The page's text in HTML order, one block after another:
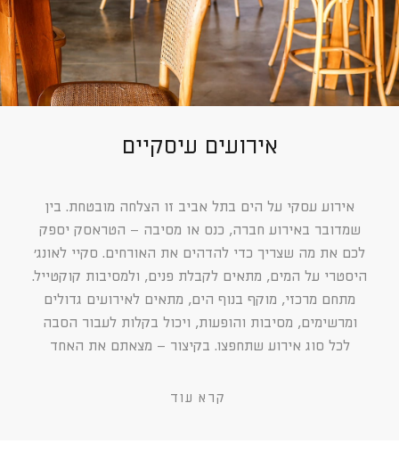
אירועים עיסקיים
אירוע עסקי על הים בתל אביב זו הצלחה מובטחת. בין
שמדובר באירוע חברה, כנס או מסיבה – הטראסק יספק
לכם את מה שצריך כדי להדהים את האורחים. סקיי לאונג׳
היסטרי על המים, מתאים לקבלת פנים, ולמסיבות קוקטייל.
מתחם מרכזי, מוקף בנוף הים, מתאים לאירועים גדולים
ומרשימים, מסיבות והופעות, ויכול בקלות לעבור הסבה
לכל סוג אירוע שתחפצו. בקיצור – מצאתם את האחד
קרא עוד